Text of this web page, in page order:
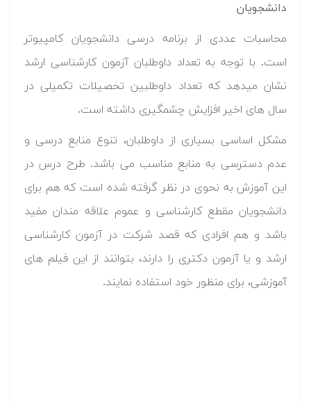
دانشجویان
محاسبات عددی از برنامه درسی دانشجویان کامپیوتر
است. با توجه به تعداد داوطلبان آزمون کارشناسی ارشد
نشان میدهد که تعداد داوطلبین تحصیلات تکمیلی در
سال های اخیر افزایش چشمگیری داشته است.
مشکل اساسی بسیاری از داوطلبان، تنوع منابع درسی و
عدم دسترسی به منابع مناسب می باشد. طرح درس در
این آموزش به نحوی در نظر گرفته شده است که هم برای
دانشجویان مقطع کارشناسی و عموم علاقه مندان مفید
باشد و هم افرادی که قصد شرکت در آزمون کارشناسی
ارشد و یا آزمون دکتری را دارند، بتوانند از این فیلم های
آموزشی، برای منظور خود استفاده نمایند.